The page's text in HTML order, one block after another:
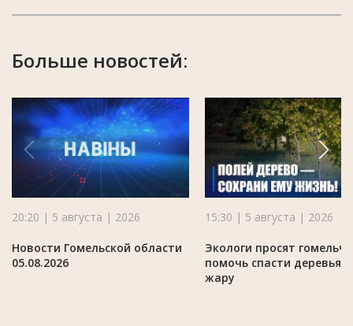
Больше новостей:
20:20 | 5 августа | 2026
Новости Гомельской области
05.08.2026
15:30 | 5 августа | 2026
Экологи просят
помочь спасти деревья в
жару